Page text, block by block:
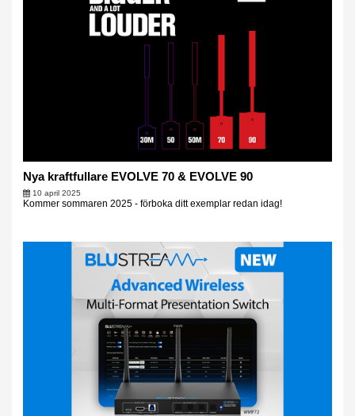
Nya kraftfullare EVOLVE 70 & EVOLVE 90
10 april 2025
Kommer sommaren 2025 - förboka ditt exemplar redan idag!